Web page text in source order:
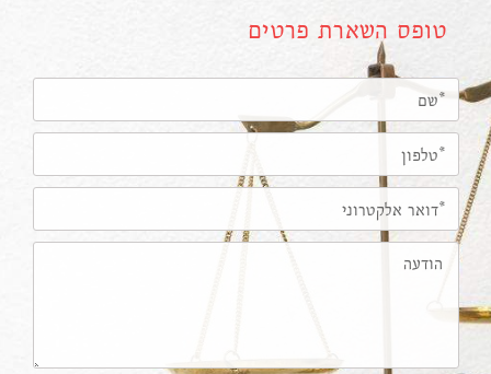
טופס השארת פרטים